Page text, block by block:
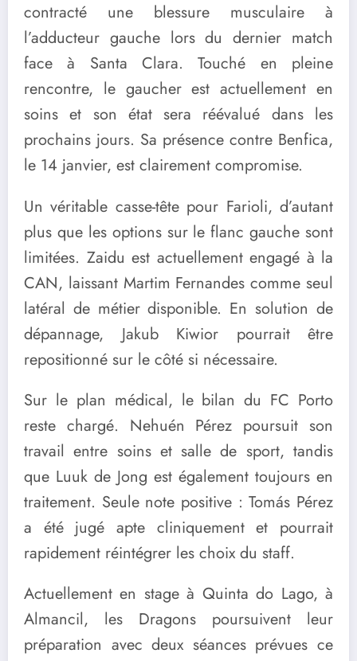
contracté une blessure musculaire à
l’adducteur gauche lors du dernier match
face à Santa Clara. Touché en pleine
rencontre, le gaucher est actuellement en
soins et son état sera réévalué dans les
prochains jours. Sa présence contre Benfica,
le 14 janvier, est clairement compromise.
Un véritable casse-tête pour Farioli, d’autant
plus que les options sur le flanc gauche sont
limitées. Zaidu est actuellement engagé à la
CAN, laissant Martim Fernandes comme seul
latéral de métier disponible. En solution de
dépannage, Jakub Kiwior pourrait être
repositionné sur le côté si nécessaire.
Sur le plan médical, le bilan du FC Porto
reste chargé. Nehuén Pérez poursuit son
travail entre soins et salle de sport, tandis
que Luuk de Jong est également toujours en
traitement. Seule note positive : Tomás Pérez
a été jugé apte cliniquement et pourrait
rapidement réintégrer les choix du staff.
Actuellement en stage à Quinta do Lago, à
Almancil, les Dragons poursuivent leur
préparation avec deux séances prévues ce